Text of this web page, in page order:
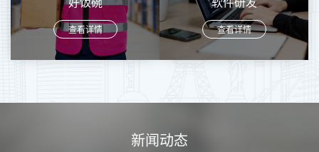
查看详情 查看详情
新闻动态